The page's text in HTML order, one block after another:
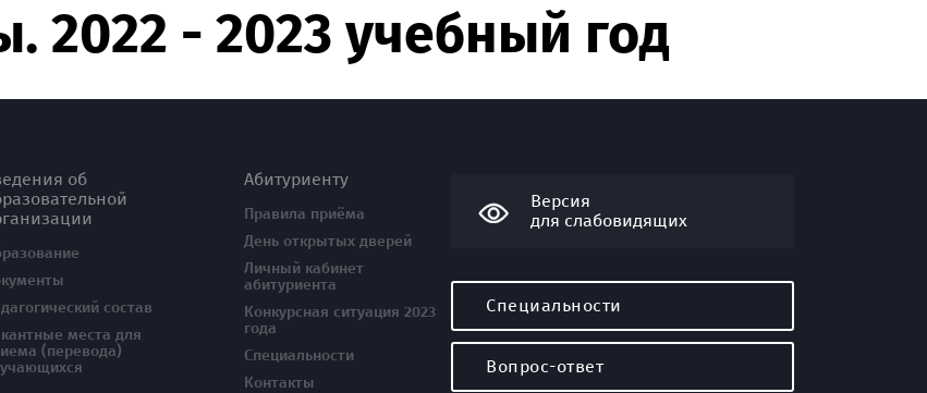
2022 - 2023 учебный год
об
состав
места для
(перевода)
Абитуриенту
Правила приёма
День открытых дверей
Личный кабинет
абитуриента
Конкурсная ситуация 2023
года
Специальности
Контакты
Версия
для слабовидящих
Специальности
Вопрос-ответ